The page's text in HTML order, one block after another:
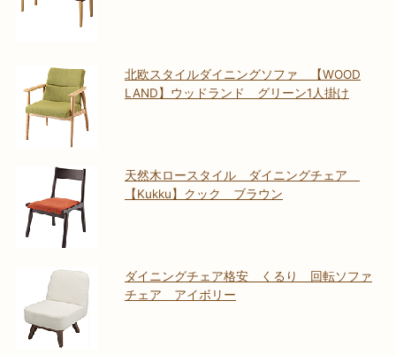
北欧スタイルダイニングソファ 【WOOD
LAND】ウッドランド グリーン1人掛け
天然木ロースタイル ダイニングチェア
【Kukku】クック ブラウン
ダイニングチェア格安 くるり 回転ソファ
チェア アイボリー